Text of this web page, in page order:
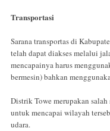
Transportasi
Sarana transportas di
telah dapat diakses melalui
mencapainya harus
bermesin) bahkan
Distrik Towe merupakan
untuk mencapai wilayah
udara.